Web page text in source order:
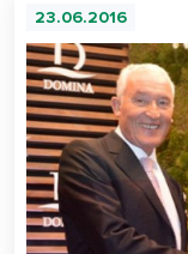
23.06.2016